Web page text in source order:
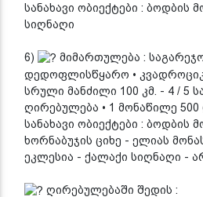
სანახავი ობიექტები : ბოდბის
სიღნაღი
6)
მიმართულება :
დედოფლისწყარო •
სრული მანძილი 100 კმ. - 4 / 5
ღირებულება • 1 მონაწილე
სანახავი ობიექტები : ბოდბის
ხორნაბუჯის ციხე - ელიას
ეკლესია - ქალაქი სიღნაღი -
ღირებულებაში შედის :